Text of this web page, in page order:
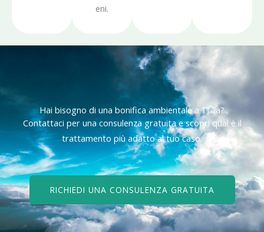
eni.
Hai bisogno di una bonifica ambientale a Talla?
Contattaci per una consulenza gratuita e scopri qual è il
trattamento più adatto al tuo caso.
RICHIEDI UNA CONSULENZA GRATUITA